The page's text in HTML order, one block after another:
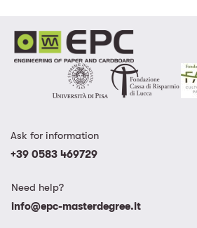
Ask for information
+39 0583 469729
Need help?
info@epc-masterdegree.it